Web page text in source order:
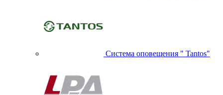
Система оповещения " Tantos"